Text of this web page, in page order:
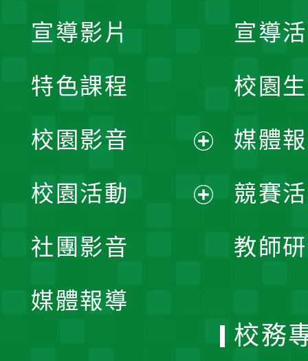
宣導
校園
媒體
競賽
教師
宣導影片
特色課程
校園影音
開
校園活動
社團影音
媒體報導
校務